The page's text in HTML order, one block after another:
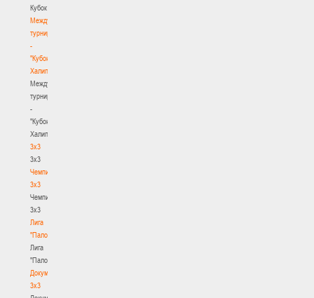
Кубок
Международный
турнир
-
"Кубок
Халипского"
Международный
турнир
-
"Кубок
Халипского"
3x3
3x3
Чемпионат
3х3
Чемпионат
3х3
Лига
"Палова"
Лига
"Палова"
Документы
3х3